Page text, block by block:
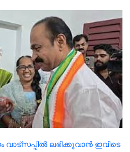
ലഭിക്കുവാൻ ഇവിടെ